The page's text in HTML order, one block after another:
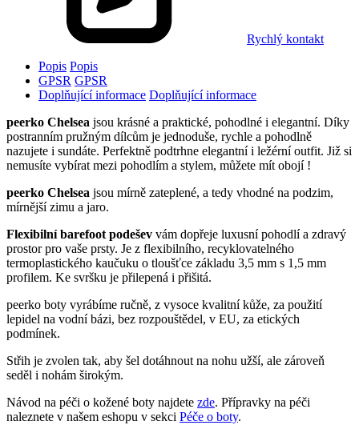
Rychlý kontakt
Popis Popis
GPSR GPSR
Doplňující informace Doplňující informace
peerko Chelsea jsou krásné a praktické, pohodlné i elegantní. Díky
postranním pružným dílcům je jednoduše, rychle a pohodlně
nazujete i sundáte. Perfektně podtrhne elegantní i ležérní outfit. Již si
nemusíte vybírat mezi pohodlím a stylem, můžete mít obojí !
peerko Chelsea jsou mírně zateplené, a tedy vhodné na podzim,
mírnější zimu a jaro.
Flexibilní barefoot podešev vám dopřeje luxusní pohodlí a zdravý
prostor pro vaše prsty. Je z flexibilního, recyklovatelného
termoplastického kaučuku o tloušťce základu 3,5 mm s 1,5 mm
profilem. Ke svršku je přilepená i přišitá.
peerko boty vyrábíme ručně, z vysoce kvalitní kůže, za použití
lepidel na vodní bázi, bez rozpouštědel, v EU, za etických
podmínek.
Střih je zvolen tak, aby šel dotáhnout na nohu užší, ale zároveň
seděl i nohám širokým.
Návod na péči o kožené boty najdete zde. Přípravky na péči
naleznete v našem eshopu v sekci Péče o boty.